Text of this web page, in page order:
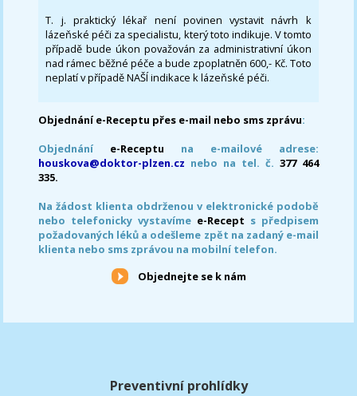
T. j. praktický lékař není povinen vystavit návrh k
lázeňské péči za specialistu, který toto indikuje. V tomto
případě bude úkon považován za administrativní úkon
nad rámec běžné péče a bude zpoplatněn 600,- Kč. Toto
neplatí v případě NAŠÍ indikace k lázeňské péči.
Objednání e-Receptu přes e-mail nebo sms zprávu:
Objednání e-Receptu na e-mailové adrese:
houskova@doktor-plzen.cz nebo na tel. č. 377 464
335.
Na žádost klienta obdrženou v elektronické podobě
nebo telefonicky vystavíme e-Recept s předpisem
požadovaných léků a odešleme zpět na zadaný e-mail
klienta nebo sms zprávou na mobilní telefon.
Objednejte se k nám
Preventivní prohlídky